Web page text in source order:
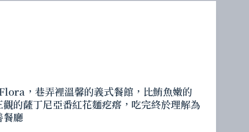
，巷弄裡溫馨的義式餐館，比鮪魚嫩的
的薩丁尼亞番紅花麵疙瘩，吃完終於理解為
餐廳